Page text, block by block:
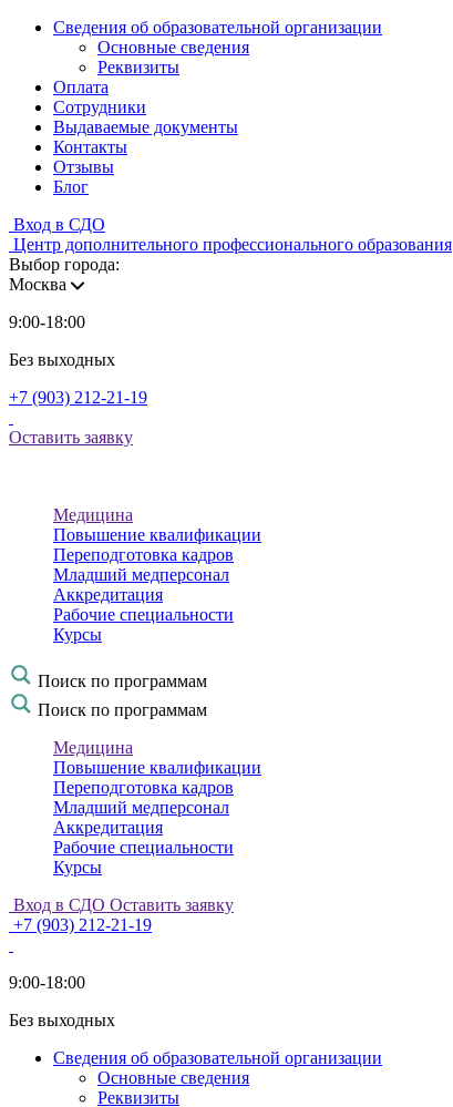
Сведения об образовательной организации
Основные сведения
Реквизиты
Оплата
Сотрудники
Выдаваемые документы
Контакты
Отзывы
Блог
Вход в СДО
Центр дополнительного профессионального образования
Выбор города:
Москва
9:00-18:00
Без выходных
+7 (903) 212-21-19
Оставить заявку
Медицина
Повышение квалификации
Переподготовка кадров
Младший медперсонал
Аккредитация
Рабочие специальности
Курсы
Поиск по программам
Поиск по программам
Медицина
Повышение квалификации
Переподготовка кадров
Младший медперсонал
Аккредитация
Рабочие специальности
Курсы
Вход в СДО Оставить заявку
+7 (903) 212-21-19
9:00-18:00
Без выходных
Сведения об образовательной организации
Основные сведения
Реквизиты